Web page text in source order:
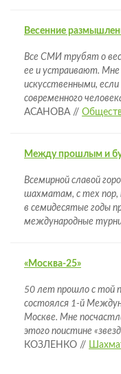
Весенние
Все СМИ трубят о
ее и устраивают.
искусственными,
современного
АСАНОВА //
Между прошлым и
Всемирной славой
шахматам, с тех пор,
в семидесятые годы
международные
«Москва-25»
50 лет прошло с той
состоялся 1-й
Москве. Мне
этого поистине
КОЗЛЕНКО //